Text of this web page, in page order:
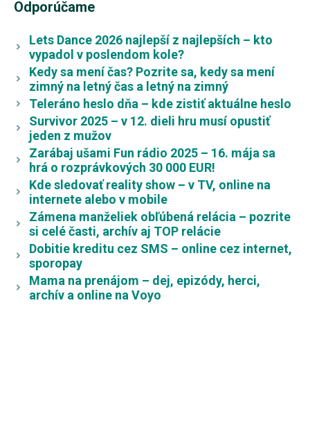
Odporúčame
Lets Dance 2026 najlepší z najlepších – kto
vypadol v poslendom kole?
Kedy sa mení čas? Pozrite sa, kedy sa mení
zimný na letný čas a letný na zimný
Teleráno heslo dňa – kde zistiť aktuálne heslo
Survivor 2025 – v 12. dieli hru musí opustiť
jeden z mužov
Zarábaj ušami Fun rádio 2025 – 16. mája sa
hrá o rozprávkových 30 000 EUR!
Kde sledovať reality show – v TV, online na
internete alebo v mobile
Zámena manželiek obľúbená relácia – pozrite
si celé časti, archív aj TOP relácie
Dobitie kreditu cez SMS – online cez internet,
sporopay
Mama na prenájom – dej, epizódy, herci,
archív a online na Voyo